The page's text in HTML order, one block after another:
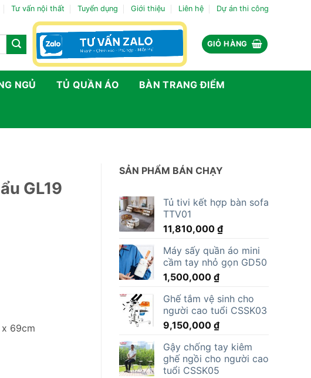
Tư vấn nội thất Tuyển dụng Giới thiệu Liên hệ Dự án thi công
GIỎ HÀNG
NGỦ TỦ QUẦN ÁO BÀN TRANG ĐIỂM
SẢN PHẨM BÁN CHẠY
Tủ tivi kết hợp bàn sofa
TTV01
11,810,000 ₫
Máy sấy quần áo mini
cầm tay nhỏ gọn GD50
1,500,000 ₫
Ghế tắm vệ sinh cho
người cao tuổi CSSK03
9,150,000 ₫
Gậy chống tay kiêm
ghế ngồi cho người cao
tuổi CSSK05
GL19
69cm